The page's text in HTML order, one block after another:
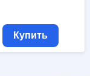
Купить